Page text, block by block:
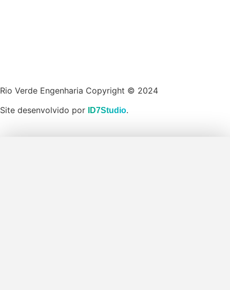
Rio Verde Engenharia Copyright © 2024
Site desenvolvido por
ID7Studio.